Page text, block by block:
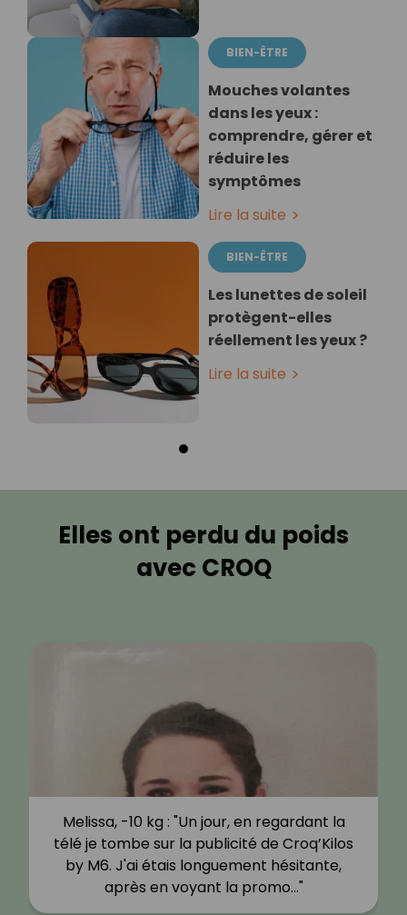
BIEN-ÊTRE
Mouches volantes
dans les yeux :
comprendre, gérer et
réduire les
symptômes
Lire la suite
BIEN-ÊTRE
Les lunettes de soleil
protègent-elles
réellement les yeux ?
Lire la suite
Elles ont perdu du poids
avec CROQ
Melissa, -10 kg : "Un jour, en regardant la
télé je tombe sur la publicité de Croq’Kilos
by M6. J'ai étais longuement hésitante,
après en voyant la promo…"